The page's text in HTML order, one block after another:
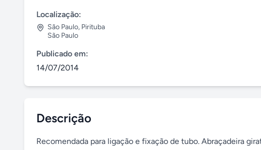
Localização:
São Paulo, Pirituba
São Paulo
Publicado em:
14/07/2014
Descrição
Recomendada para ligação e fixação de tubo. Abraçadeira